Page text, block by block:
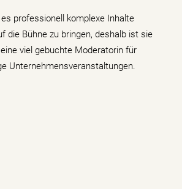
professionell komplexe Inhalte
die Bühne zu bringen, deshalb ist sie
viel gebuchte Moderatorin für
Unternehmensveranstaltungen.
mehr erfahren